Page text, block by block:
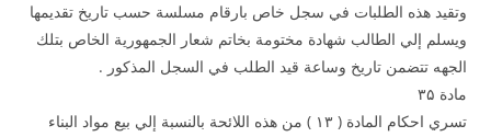
وتقيد هذه الطلبات في سجل خاص بارقام مسلسة حسب تاريخ تقديمها
ويسلم إلي الطالب شهادة مختومة بخاتم شعار الجمهورية الخاص بتلك
الجهه تتضمن تاريخ وساعة قيد الطلب في السجل المذكور .
مادة ۳۵
تسري احكام المادة ( ۱۳ ) من هذه اللائحة بالنسبة إلي بيع مواد البناء